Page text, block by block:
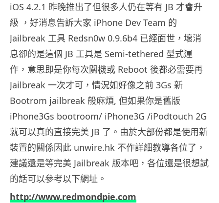
iOS 4.2.1 昨晚推出了但很多人仍在等有 JB 才會升
級 ，好消息告訴大家 iPhone Dev Team 的
Jailbreak 工具 Redsn0w 0.9.6b4 已經面世，壞消
息卻的是這個 JB 工具是 Semi-tethered 型式運
作，意思即是你每次關機或 Reboot 後都必需要再
Jailbreak 一次才可，情況如好像之前 3Gs 新
Bootrom jailbreak 般麻煩, 但如果你是舊版
iPhone3Gs bootroom/ iPhone3G /iPodtouch 2G
就可以真的直接完美 JB 了。由於大部份都是使用新
裝置的關係因此 unwire.hk 不作詳細教導各位了，
建議還是等完美 Jailbreak 版本吧，各位還是很想試
的話可以參考以下網址。
http://www.redmondpie.com